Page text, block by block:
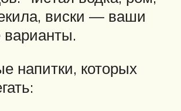
виски — ваши
напитки, которых